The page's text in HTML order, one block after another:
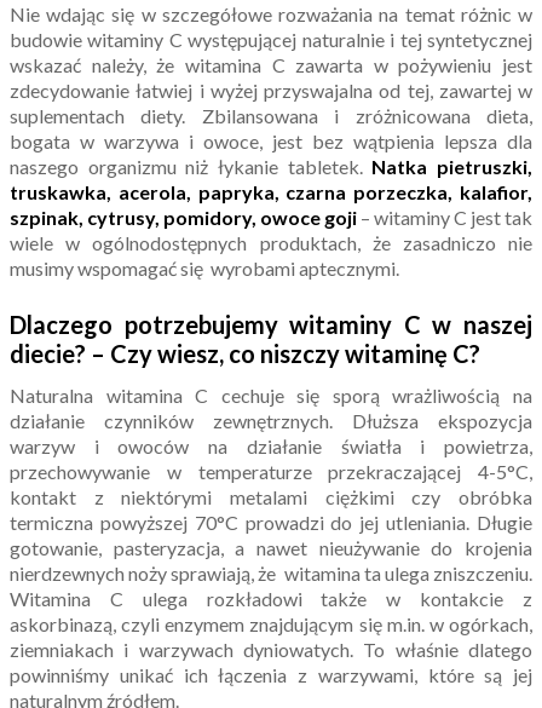
Nie wdając się w szczegółowe rozważania na temat różnic w
budowie witaminy C występującej naturalnie i tej syntetycznej
wskazać należy, że witamina C zawarta w pożywieniu jest
zdecydowanie łatwiej i wyżej przyswajalna od tej, zawartej w
suplementach diety. Zbilansowana i zróżnicowana dieta,
bogata w warzywa i owoce, jest bez wątpienia lepsza dla
naszego organizmu niż łykanie tabletek. Natka pietruszki,
truskawka, acerola, papryka, czarna porzeczka, kalafior,
szpinak, cytrusy, pomidory, owoce goji – witaminy C jest tak
wiele w ogólnodostępnych produktach, że zasadniczo nie
musimy wspomagać się wyrobami aptecznymi.
Dlaczego potrzebujemy witaminy C w naszej
diecie? – Czy wiesz, co niszczy witaminę C?
Naturalna witamina C cechuje się sporą wrażliwością na
działanie czynników zewnętrznych. Dłuższa ekspozycja
warzyw i owoców na działanie światła i powietrza,
przechowywanie w temperaturze przekraczającej 4-5°C,
kontakt z niektórymi metalami ciężkimi czy obróbka
termiczna powyższej 70°C prowadzi do jej utleniania. Długie
gotowanie, pasteryzacja, a nawet nieużywanie do krojenia
nierdzewnych noży sprawiają, że witamina ta ulega zniszczeniu.
Witamina C ulega rozkładowi także w kontakcie z
askorbinazą, czyli enzymem znajdującym się m.in. w ogórkach,
ziemniakach i warzywach dyniowatych. To właśnie dlatego
powinniśmy unikać ich łączenia z warzywami, które są jej
naturalnym źródłem.